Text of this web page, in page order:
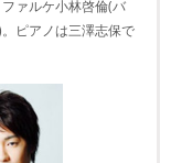
ァルケ小林啓倫(バ
ピアノは三澤志保で